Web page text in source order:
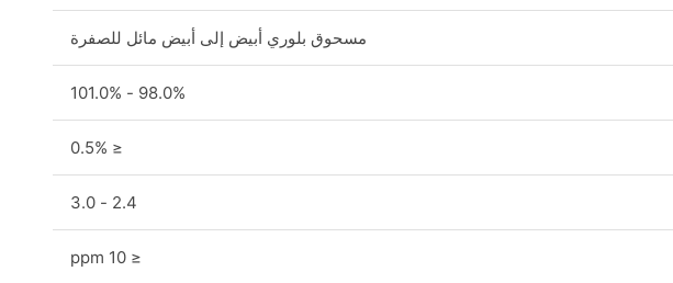
مسحوق بلوري أبيض إلى أبيض مائل للصفرة
98.0% - 101.0%
≤ 0.5%
2.4 - 3.0
≤ 10 ppm